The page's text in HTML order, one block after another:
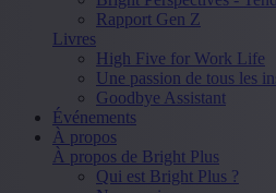
Rapport Gen Z
Livres
High Five for Work Life
Une passion de tous les
Goodbye Assistant
Événements
À propos
À propos de Bright Plus
Qui est Bright Plus ?